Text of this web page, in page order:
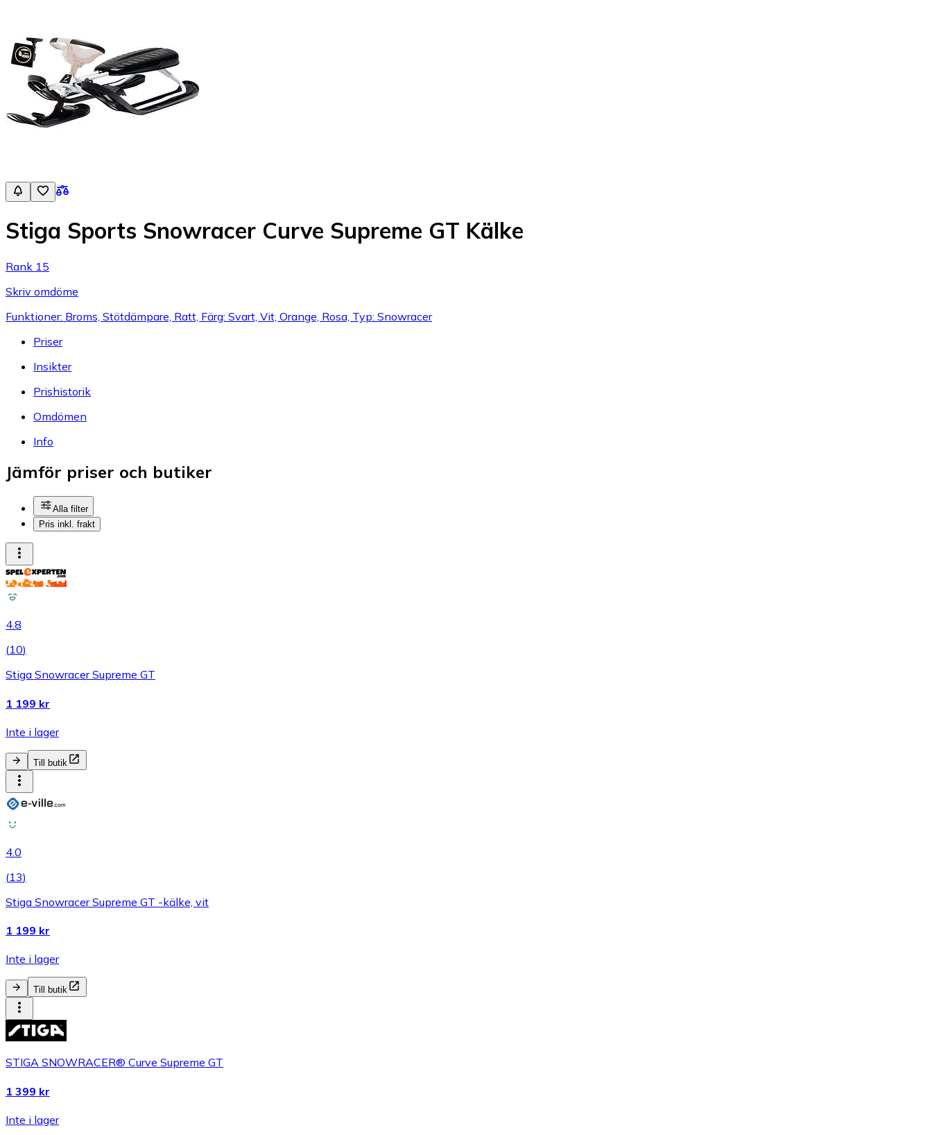
Stiga Sports Snowracer Curve Supreme GT Kälke
Rank 15
Skriv omdöme
Funktioner: Broms, Stötdämpare, Ratt, Färg: Svart, Vit, Orange, Rosa, Typ: Snowracer
Priser
Insikter
Prishistorik
Omdömen
Info
Jämför priser och butiker
Alla filter
Pris inkl. frakt
4.8
(10)
Stiga Snowracer Supreme GT
1 199 kr
Inte i lager
Till butik
4.0
(13)
Stiga Snowracer Supreme GT -kälke, vit
1 199 kr
Inte i lager
Till butik
STIGA SNOWRACER® Curve Supreme GT
1 399 kr
Inte i lager